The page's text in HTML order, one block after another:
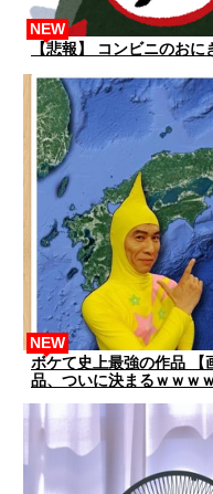
【悲報】 コンビニのお
NEW
ボケて史上最強の作品 【
品、ついに決まるｗｗｗ
NEW